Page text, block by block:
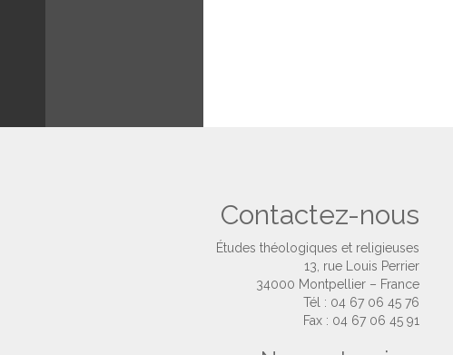
Contactez-nous
Études théologiques et religieuses
13, rue Louis Perrier
34000 Montpellier – France
Tél : 04 67 06 45 76
Fax : 04 67 06 45 91